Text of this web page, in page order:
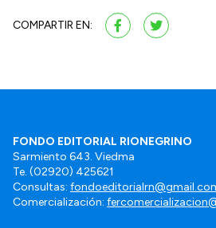
COMPARTIR EN:
FONDO EDITORIAL RIONEGRINO
Sarmiento 643. Viedma
Te. (02920) 425621
Consultas:
Comercialización: